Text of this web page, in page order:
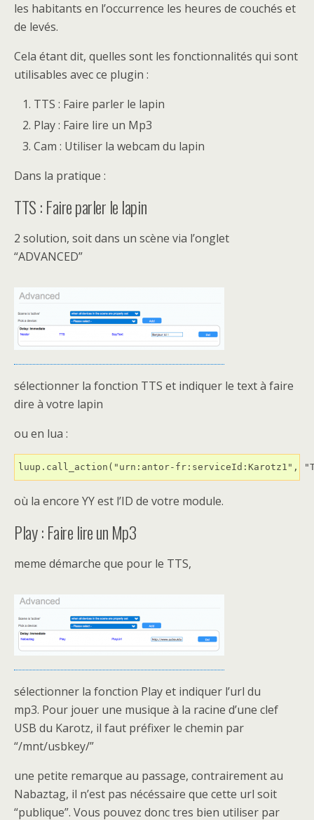
les habitants en l’occurrence les heures de couchés et
de levés.
Cela étant dit, quelles sont les fonctionnalités qui sont
utilisables avec ce plugin :
TTS : Faire parler le lapin
Play : Faire lire un Mp3
Cam : Utiliser la webcam du lapin
Dans la pratique :
TTS : Faire parler le lapin
2 solution, soit dans un scène via l’onglet
“ADVANCED”
sélectionner la fonction TTS et indiquer le text à faire
dire à votre lapin
ou en lua :
luup.call_action("urn:antor-fr:serviceId:Karotz1",
où la encore YY est l’ID de votre module.
Play : Faire lire un Mp3
meme démarche que pour le TTS,
sélectionner la fonction Play et indiquer l’url du
mp3. Pour jouer une musique à la racine d’une clef
USB du Karotz, il faut préfixer le chemin par
“/mnt/usbkey/”
une petite remarque au passage, contrairement au
Nabaztag, il n’est pas nécéssaire que cette url soit
“publique”. Vous pouvez donc tres bien utiliser par